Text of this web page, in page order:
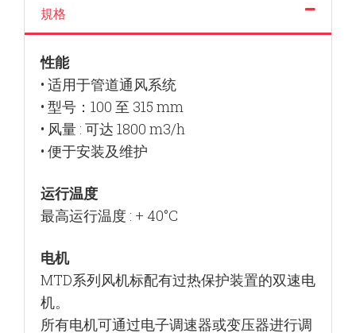
規格
性能
• 适用于管道通风系统
• 型号：100 至 315 mm
• 风量 : 可达 1800 m3/h
• 便于安装及维护
运行温度
最高运行温度 : + 40°C
电机
MTD系列风机标配有过热保护装置的双速电
机。
所有电机可通过电子调速器或变压器进行调